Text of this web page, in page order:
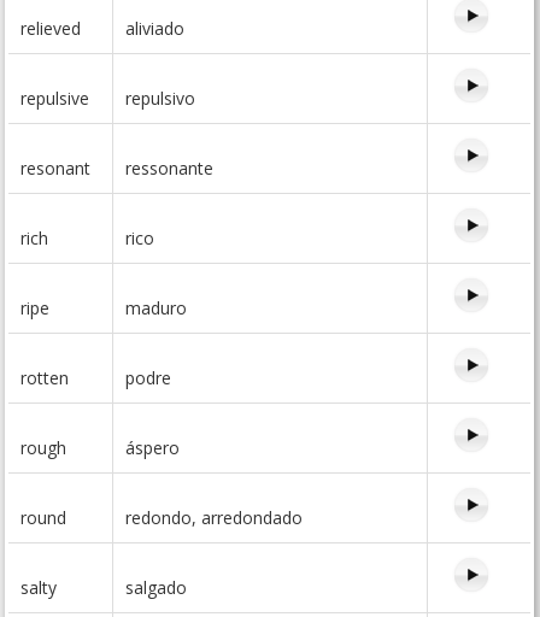
relieved aliviado
repulsive repulsivo
resonant ressonante
rich rico
ripe maduro
rotten podre
rough áspero
round redondo, arredondado
salty salgado